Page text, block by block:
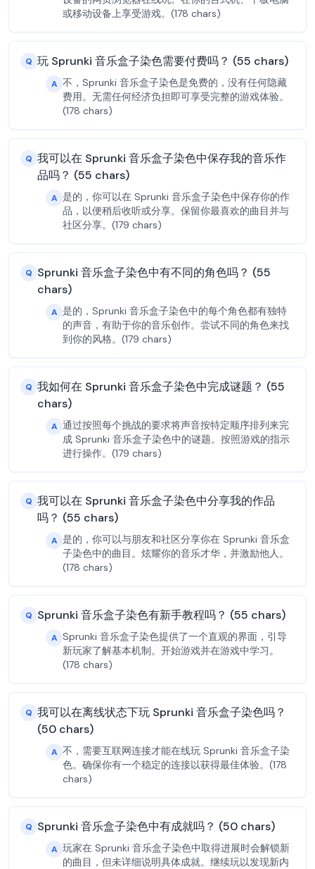
或移动设备上享受游戏。(178 chars)
Q 玩 Sprunki 音乐盒子染色需要付费吗？ (55 chars)
A 不，Sprunki 音乐盒子染色是免费的，没有任何隐藏
费用。无需任何经济负担即可享受完整的游戏体验。
(178 chars)
Q 我可以在 Sprunki 音乐盒子染色中保存我的音乐作
品吗？ (55 chars)
A 是的，你可以在 Sprunki 音乐盒子染色中保存你的作
品，以便稍后收听或分享。保留你最喜欢的曲目并与
社区分享。(179 chars)
Q Sprunki 音乐盒子染色中有不同的角色吗？ (55
chars)
A 是的，Sprunki 音乐盒子染色中的每个角色都有独特
的声音，有助于你的音乐创作。尝试不同的角色来找
到你的风格。(179 chars)
Q 我如何在 Sprunki 音乐盒子染色中完成谜题？ (55
chars)
A 通过按照每个挑战的要求将声音按特定顺序排列来完
成 Sprunki 音乐盒子染色中的谜题。按照游戏的指示
进行操作。(179 chars)
Q 我可以在 Sprunki 音乐盒子染色中分享我的作品
吗？ (55 chars)
A 是的，你可以与朋友和社区分享你在 Sprunki 音乐盒
子染色中的曲目。炫耀你的音乐才华，并激励他人。
(178 chars)
Q Sprunki 音乐盒子染色有新手教程吗？ (55 chars)
A Sprunki 音乐盒子染色提供了一个直观的界面，引导
新玩家了解基本机制。开始游戏并在游戏中学习。
(178 chars)
Q 我可以在离线状态下玩 Sprunki 音乐盒子染色吗？
(50 chars)
A 不，需要互联网连接才能在线玩 Sprunki 音乐盒子染
色。确保你有一个稳定的连接以获得最佳体验。(178
chars)
Q Sprunki 音乐盒子染色中有成就吗？ (50 chars)
A 玩家在 Sprunki 音乐盒子染色中取得进展时会解锁新
的曲目，但未详细说明具体成就。继续玩以发现新内